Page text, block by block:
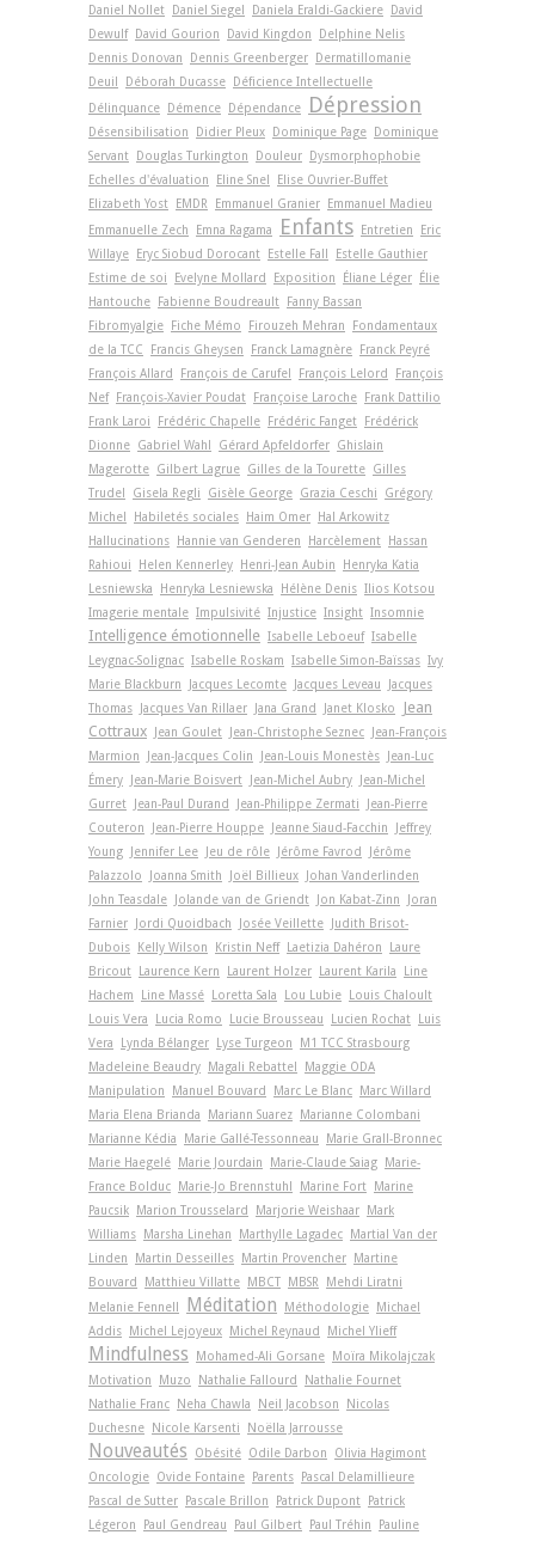
Daniel Nollet Daniel Siegel Daniela Eraldi-Gackiere David
Dewulf David Gourion David Kingdon
Delphine Nelis
Dennis Donovan
Dennis Greenberger Dermatillomanie
Deuil
Déborah Ducasse Déficience Intellectuelle
Délinquance Démence Dépendance Dépression
Désensibilisation Didier Pleux Dominique Page Dominique
Servant Douglas Turkington Douleur Dysmorphophobie
Echelles d'évaluation
Eline Snel
Elise Ouvrier-Buffet
Elizabeth Yost EMDR Emmanuel Granier Emmanuel Madieu
Emmanuelle Zech
Emna Ragama Enfants Entretien
Eric
Willaye Eryc Siobud Dorocant Estelle Fall
Estelle Gauthier
Estime de soi
Evelyne Mollard Exposition Éliane Léger Élie
Hantouche Fabienne Boudreault Fanny Bassan
Fibromyalgie Fiche Mémo Firouzeh Mehran
Fondamentaux
de la TCC
Francis Gheysen Franck Lamagnère Franck Peyré
François Allard
François de Carufel François Lelord
François
Nef François-Xavier Poudat Françoise Laroche Frank Dattilio
Frank Laroi
Frédéric Chapelle Frédéric Fanget Frédérick
Dionne Gabriel Wahl Gérard Apfeldorfer Ghislain
Magerotte Gilbert Lagrue Gilles de la Tourette Gilles
Trudel
Gisela Regli Gisèle George Grazia Ceschi
Grégory
Michel
Habiletés sociales Haim Omer Hal Arkowitz
Hallucinations Hannie van Genderen Harcèlement Hassan
Rahioui
Helen Kennerley Henri-Jean Aubin
Henryka Katia
Lesniewska
Henryka Lesniewska Hélène Denis Ilios Kotsou
Imagerie mentale Impulsivité Injustice Insight Insomnie
Intelligence émotionnelle Isabelle Leboeuf Isabelle
Leygnac-Solignac Isabelle Roskam Isabelle Simon-Baïssas Ivy
Marie Blackburn
Jacques Lecomte Jacques Leveau
Jacques
Thomas Jacques Van Rillaer Jana Grand Janet Klosko
Jean
Cottraux Jean Goulet Jean-Christophe Seznec Jean-François
Marmion
Jean-Jacques Colin Jean-Louis Monestès Jean-Luc
Émery Jean-Marie Boisvert Jean-Michel Aubry Jean-Michel
Gurret Jean-Paul Durand Jean-Philippe Zermati
Jean-Pierre
Couteron
Jean-Pierre Houppe Jeanne Siaud-Facchin
Jeffrey
Young Jennifer Lee Jeu de rôle Jérôme Favrod
Jérôme
Palazzolo
Joanna Smith Joël Billieux Johan Vanderlinden
John Teasdale Jolande van de Griendt Jon Kabat-Zinn
Joran
Farnier Jordi Quoidbach Josée Veillette Judith Brisot-
Dubois Kelly Wilson Kristin Neff Laetizia Dahéron
Laure
Bricout Laurence Kern Laurent Holzer Laurent Karila
Line
Hachem
Line Massé Loretta Sala Lou Lubie Louis Chaloult
Louis Vera
Lucia Romo Lucie Brousseau Lucien Rochat Luis
Vera
Lynda Bélanger Lyse Turgeon
M1 TCC Strasbourg
Madeleine Beaudry Magali Rebattel
Maggie ODA
Manipulation
Manuel Bouvard Marc Le Blanc Marc Willard
Maria Elena Brianda
Mariann Suarez Marianne Colombani
Marianne Kédia
Marie Gallé-Tessonneau
Marie Grall-Bronnec
Marie Haegelé Marie Jourdain Marie-Claude Saiag Marie-
France Bolduc Marie-Jo Brennstuhl Marine Fort Marine
Paucsik Marion Trousselard Marjorie Weishaar Mark
Williams Marsha Linehan Marthylle Lagadec Martial Van der
Linden
Martin Desseilles Martin Provencher Martine
Bouvard
Matthieu Villatte MBCT MBSR
Mehdi Liratni
Melanie Fennell
Méditation Méthodologie Michael
Addis Michel Lejoyeux Michel Reynaud Michel Ylieff
Mindfulness Mohamed-Ali Gorsane Moïra Mikolajczak
Motivation
Muzo Nathalie Fallourd
Nathalie Fournet
Nathalie Franc Neha Chawla Neil Jacobson
Nicolas
Duchesne Nicole Karsenti Noëlla Jarrousse
Nouveautés Obésité Odile Darbon
Olivia Hagimont
Oncologie Ovide Fontaine Parents Pascal Delamillieure
Pascal de Sutter Pascale Brillon Patrick Dupont Patrick
Légeron
Paul Gendreau Paul Gilbert Paul Tréhin
Pauline